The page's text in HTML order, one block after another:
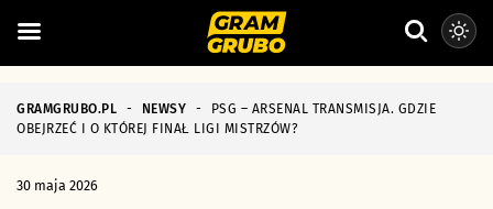
GRAMGRUBO.PL - NEWSY -
PSG – ARSENAL TRANSMISJA. GDZIE
OBEJRZEĆ I O KTÓREJ FINAŁ LIGI MISTRZÓW?
30 maja 2026